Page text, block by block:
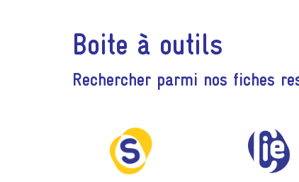
Boite à outils
Rechercher parmi nos fiches